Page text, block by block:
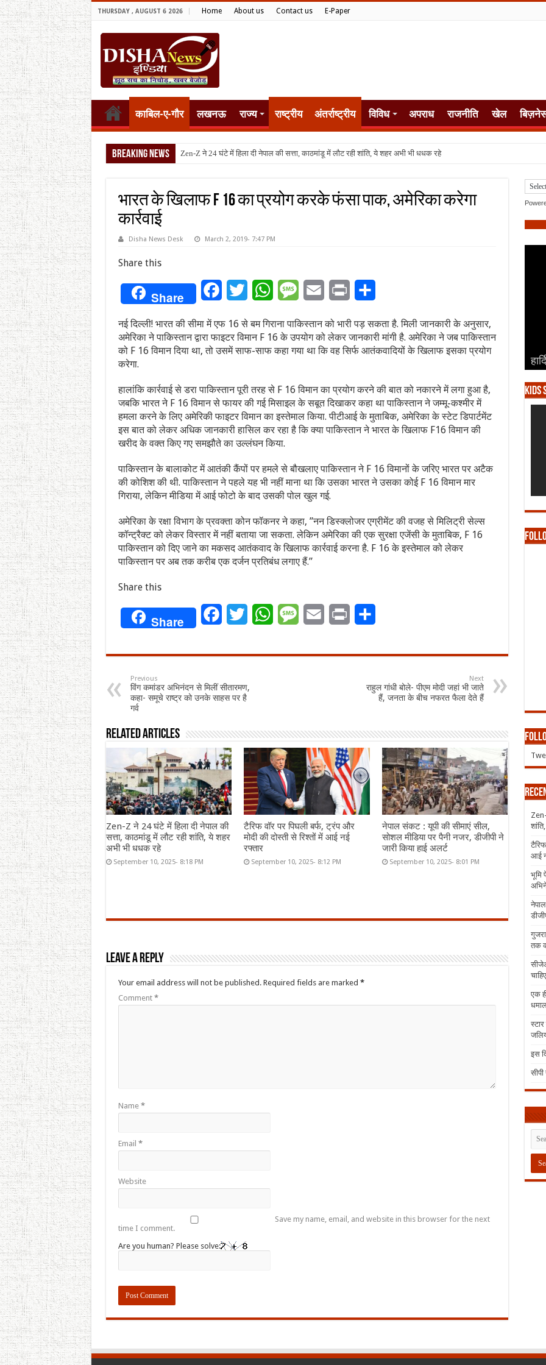
THURSDAY , AUGUST 6 2026 Home About us Contact us E-Paper
काबिल-ए-गौर लखनऊ राज्य राष्ट्रीय अंतर्राष्ट्रीय विविध अपराध राजनीति खेल
Breaking News टैरिफ वॉर पर पि
भारत के खिलाफ F 16 का प्रयोग करके फंसा पाक, अमेरिका करेगा
कार्रवाई
Disha News Desk March 2, 2019- 7:47 PM
Share this
Share FacebookTwitterWhatsAppMessageEmail Print
नई दिल्ली! भारत की सीमा में एफ 16 से बम गिराना पाकिस्तान को भारी पड़ सकता है. मिली जानकारी के अनुसार,
अमेरिका ने पाकिस्तान द्वारा फाइटर विमान F 16 के उपयोग को लेकर जानकारी मांगी है. अमेरिका ने जब पाकिस्तान
को F 16 विमान दिया था, तो उसमें साफ-साफ कहा गया था कि वह सिर्फ आतंकवादियों के खिलाफ इसका प्रयोग
करेगा.
हालांकि कार्रवाई से डरा पाकिस्तान पूरी तरह से F 16 विमान का प्रयोग करने की बात को नकारने में लगा हुआ है,
जबकि भारत ने F 16 विमान से फायर की गई मिसाइल के सबूत दिखाकर कहा था पाकिस्तान ने जम्मू-कश्मीर में
हमला करने के लिए अमेरिकी फाइटर विमान का इस्तेमाल किया. पीटीआई के मुताबिक, अमेरिका के स्टेट डिपार्टमेंट
इस बात को लेकर अधिक जानकारी हासिल कर रहा है कि क्या पाकिस्तान ने भारत के खिलाफ F16 विमान की
खरीद के वक्त किए गए समझौते का उल्लंघन किया.
पाकिस्तान के बालाकोट में आतंकी कैंपों पर हमले से बौखलाए पाकिस्तान ने F 16 विमानों के जरिए भारत पर अटैक
की कोशिश की थी. पाकिस्तान ने पहले यह भी नहीं माना था कि उसका भारत ने उसका कोई F 16 विमान मार
गिराया, लेकिन मीडिया में आई फोटो के बाद उसकी पोल खुल गई.
अमेरिका के रक्षा विभाग के प्रवक्ता कोन फॉकनर ने कहा, ”नन डिस्क्लोजर एग्रीमेंट की वजह से मिलिट्री सेल्स
कॉन्ट्रैक्ट को लेकर विस्तार में नहीं बताया जा सकता. लेकिन अमेरिका की एक सुरक्षा एजेंसी के मुताबिक, F 16
पाकिस्तान को दिए जाने का मकसद आतंकवाद के खिलाफ कार्रवाई करना है. F 16 के इस्तेमाल को लेकर
पाकिस्तान पर अब तक करीब एक दर्जन प्रतिबंध लगाए हैं.”
Share this
Share FacebookTwitterWhatsAppMessageEmail Print
Previous
विंग कमांडर अभिनंदन से मिलीं सीतारमण,
कहा- समूचे राष्ट्र को उनके साहस पर है
गर्व
Next
राहुल गांधी बोले- पीएम मोदी जहां भी जाते
हैं, जनता के बीच नफरत फैला देते हैं
Related Articles
Zen-Z ने 24 घंटे में हिला दी नेपाल की
सत्ता, काठमांडू में लौट रही शांति, ये शहर
अभी भी धधक रहे
September 10, 2025- 8:18 PM
टैरिफ वॉर पर पिघली बर्फ, ट्रंप और
मोदी की दोस्ती से रिश्तों में आई नई
रफ्तार
September 10, 2025- 8:12 PM
नेपाल संकट : यूपी की सीमाएं सील,
सोशल मीडिया पर पैनी नजर, डीजीपी ने
जारी किया हाई अलर्ट
September 10, 2025- 8:01 PM
Leave a Reply
Your email address will not be published. Required fields are marked *
Comment *
Name *
Email *
Website
Save my name, email, and website in this browser for the next
time I comment.
Are you human? Please solve:
Kids
आई
भूमि
तक
एक
इस